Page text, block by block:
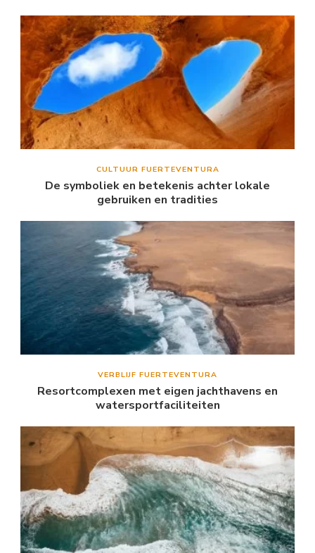
CULTUUR FUERTEVENTURA
De symboliek en betekenis achter lokale
gebruiken en tradities
VERBLIJF FUERTEVENTURA
Resortcomplexen met eigen jachthavens en
watersportfaciliteiten